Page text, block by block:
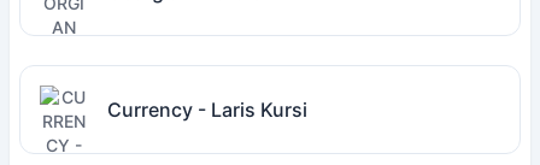
Currency - Laris Kursi